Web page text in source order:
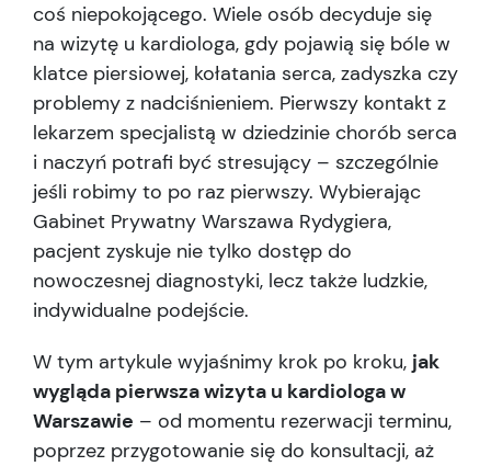
coś niepokojącego. Wiele osób decyduje się
na wizytę u kardiologa, gdy pojawią się bóle w
klatce piersiowej, kołatania serca, zadyszka czy
problemy z nadciśnieniem. Pierwszy kontakt z
lekarzem specjalistą w dziedzinie chorób serca
i naczyń potrafi być stresujący – szczególnie
jeśli robimy to po raz pierwszy. Wybierając
Gabinet Prywatny Warszawa Rydygiera,
pacjent zyskuje nie tylko dostęp do
nowoczesnej diagnostyki, lecz także ludzkie,
indywidualne podejście.
W tym artykule wyjaśnimy krok po kroku, jak
wygląda pierwsza wizyta u kardiologa w
Warszawie – od momentu rezerwacji terminu,
poprzez przygotowanie się do konsultacji, aż